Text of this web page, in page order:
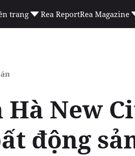
trang Rea ReportRea Magazine
Hà New
động